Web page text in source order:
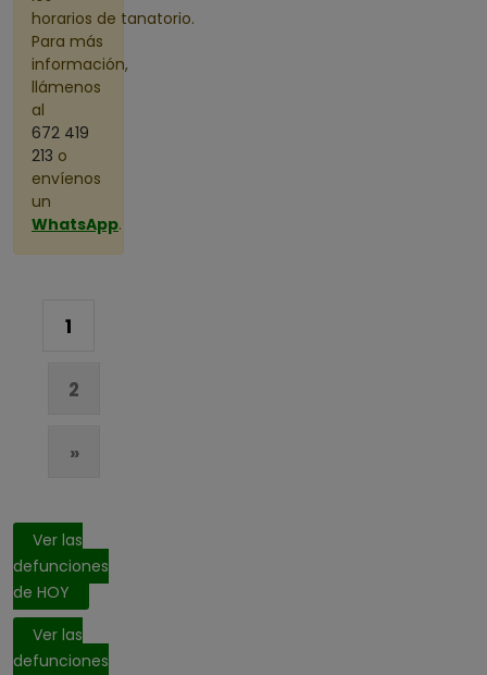
horarios de tanatorio.
Para más
información,
llámenos
al
672 419
213 o
envíenos
un
WhatsApp.
1
2
»
Ver las
defunciones
de HOY
Ver las
defunciones